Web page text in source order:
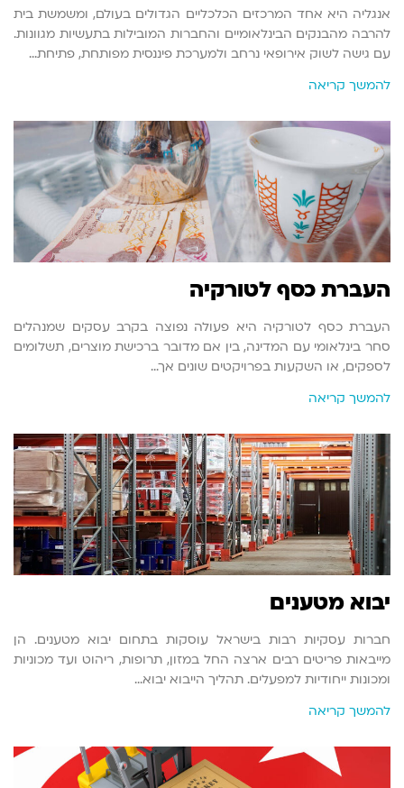
אנגליה היא אחד המרכזים הכלכליים הגדולים בעולם, ומשמשת בית
להרבה מהבנקים הבינלאומיים והחברות המובילות בתעשיות מגוונות.
עם גישה לשוק אירופאי נרחב ולמערכת פיננסית מפותחת, פתיחת…
להמשך קריאה
העברת כסף לטורקיה
העברת כסף לטורקיה היא פעולה נפוצה בקרב עסקים שמנהלים
סחר בינלאומי עם המדינה, בין אם מדובר ברכישת מוצרים, תשלומים
לספקים, או השקעות בפרויקטים שונים אך…
להמשך קריאה
יבוא מטענים
חברות עסקיות רבות בישראל עוסקות בתחום יבוא מטענים. הן
מייבאות פריטים רבים ארצה החל במזון, תרופות, ריהוט ועד מכוניות
ומכונות ייחודיות למפעלים. תהליך הייבוא יבוא…
להמשך קריאה